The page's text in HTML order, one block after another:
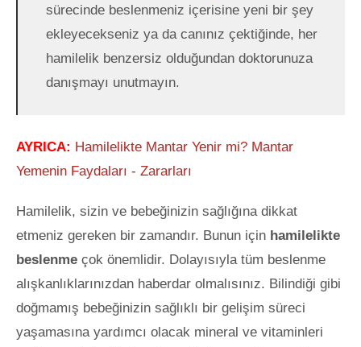
sürecinde beslenmeniz içerisine yeni bir şey
ekleyecekseniz ya da canınız çektiğinde, her
hamilelik benzersiz olduğundan doktorunuza
danışmayı unutmayın.
AYRICA: Hamilelikte Mantar Yenir mi? Mantar
Yemenin Faydaları - Zararları
Hamilelik, sizin ve bebeğinizin sağlığına dikkat
etmeniz gereken bir zamandır. Bunun için hamilelikte
beslenme çok önemlidir. Dolayısıyla tüm beslenme
alışkanlıklarınızdan haberdar olmalısınız. Bilindiği gibi
doğmamış bebeğinizin sağlıklı bir gelişim süreci
yaşamasına yardımcı olacak mineral ve vitaminleri